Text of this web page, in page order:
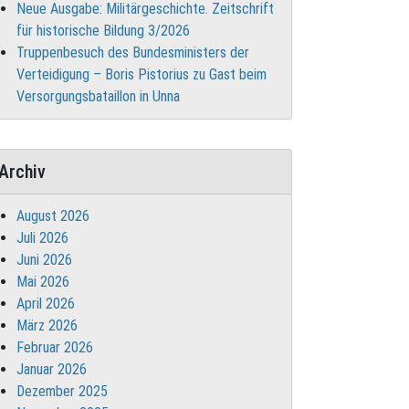
Neue Ausgabe: Militärgeschichte. Zeitschrift
für historische Bildung 3/2026
Truppenbesuch des Bundesministers der
Verteidigung – Boris Pistorius zu Gast beim
Versorgungsbataillon in Unna
August 2026
Juli 2026
Juni 2026
Mai 2026
April 2026
März 2026
Februar 2026
Januar 2026
Dezember 2025